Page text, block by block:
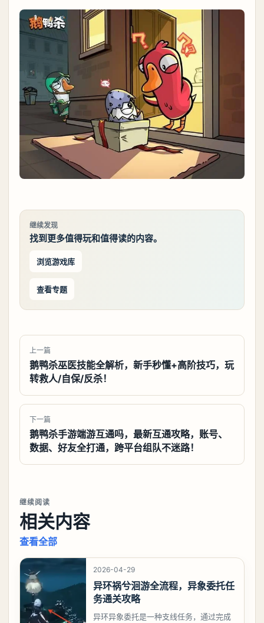
继续发现
找到更多值得玩和值得读的内容。
浏览游戏库
查看专题
上一篇
鹅鸭杀巫医技能全解析，新手秒懂+高阶技巧，玩
转救人/自保/反杀！
下一篇
鹅鸭杀手游端游互通吗，最新互通攻略，账号、
数据、好友全打通，跨平台组队不迷路！
继续阅读
相关内容
查看全部
2026-04-29
异环祸兮洄游全流程，异象委托任
务通关攻略
异环异象委托是一种支线任务，通过完成